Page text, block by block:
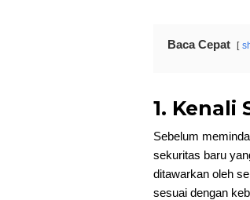
Baca Cepat
1. Kenali
Sebelum
sekuritas baru
ditawarkan oleh
sesuai dengan